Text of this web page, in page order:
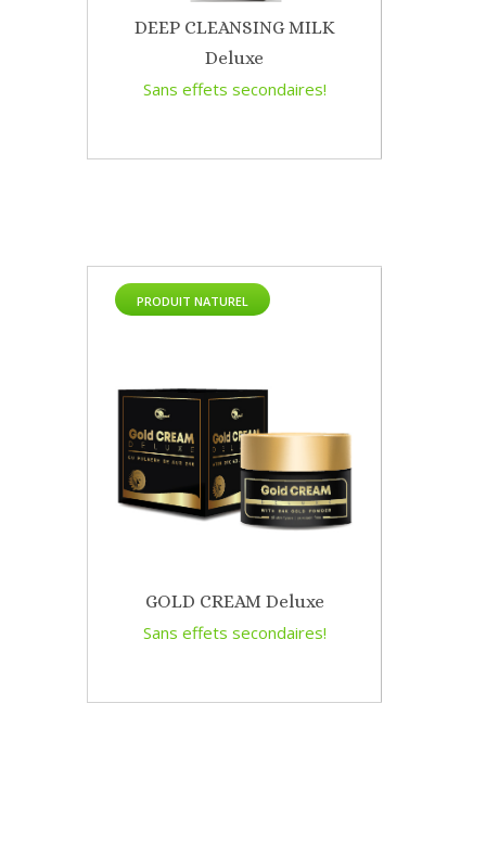
DEEP CLEANSING MILK
Deluxe
Sans effets secondaires!
PRODUIT NATUREL
GOLD CREAM Deluxe
Sans effets secondaires!